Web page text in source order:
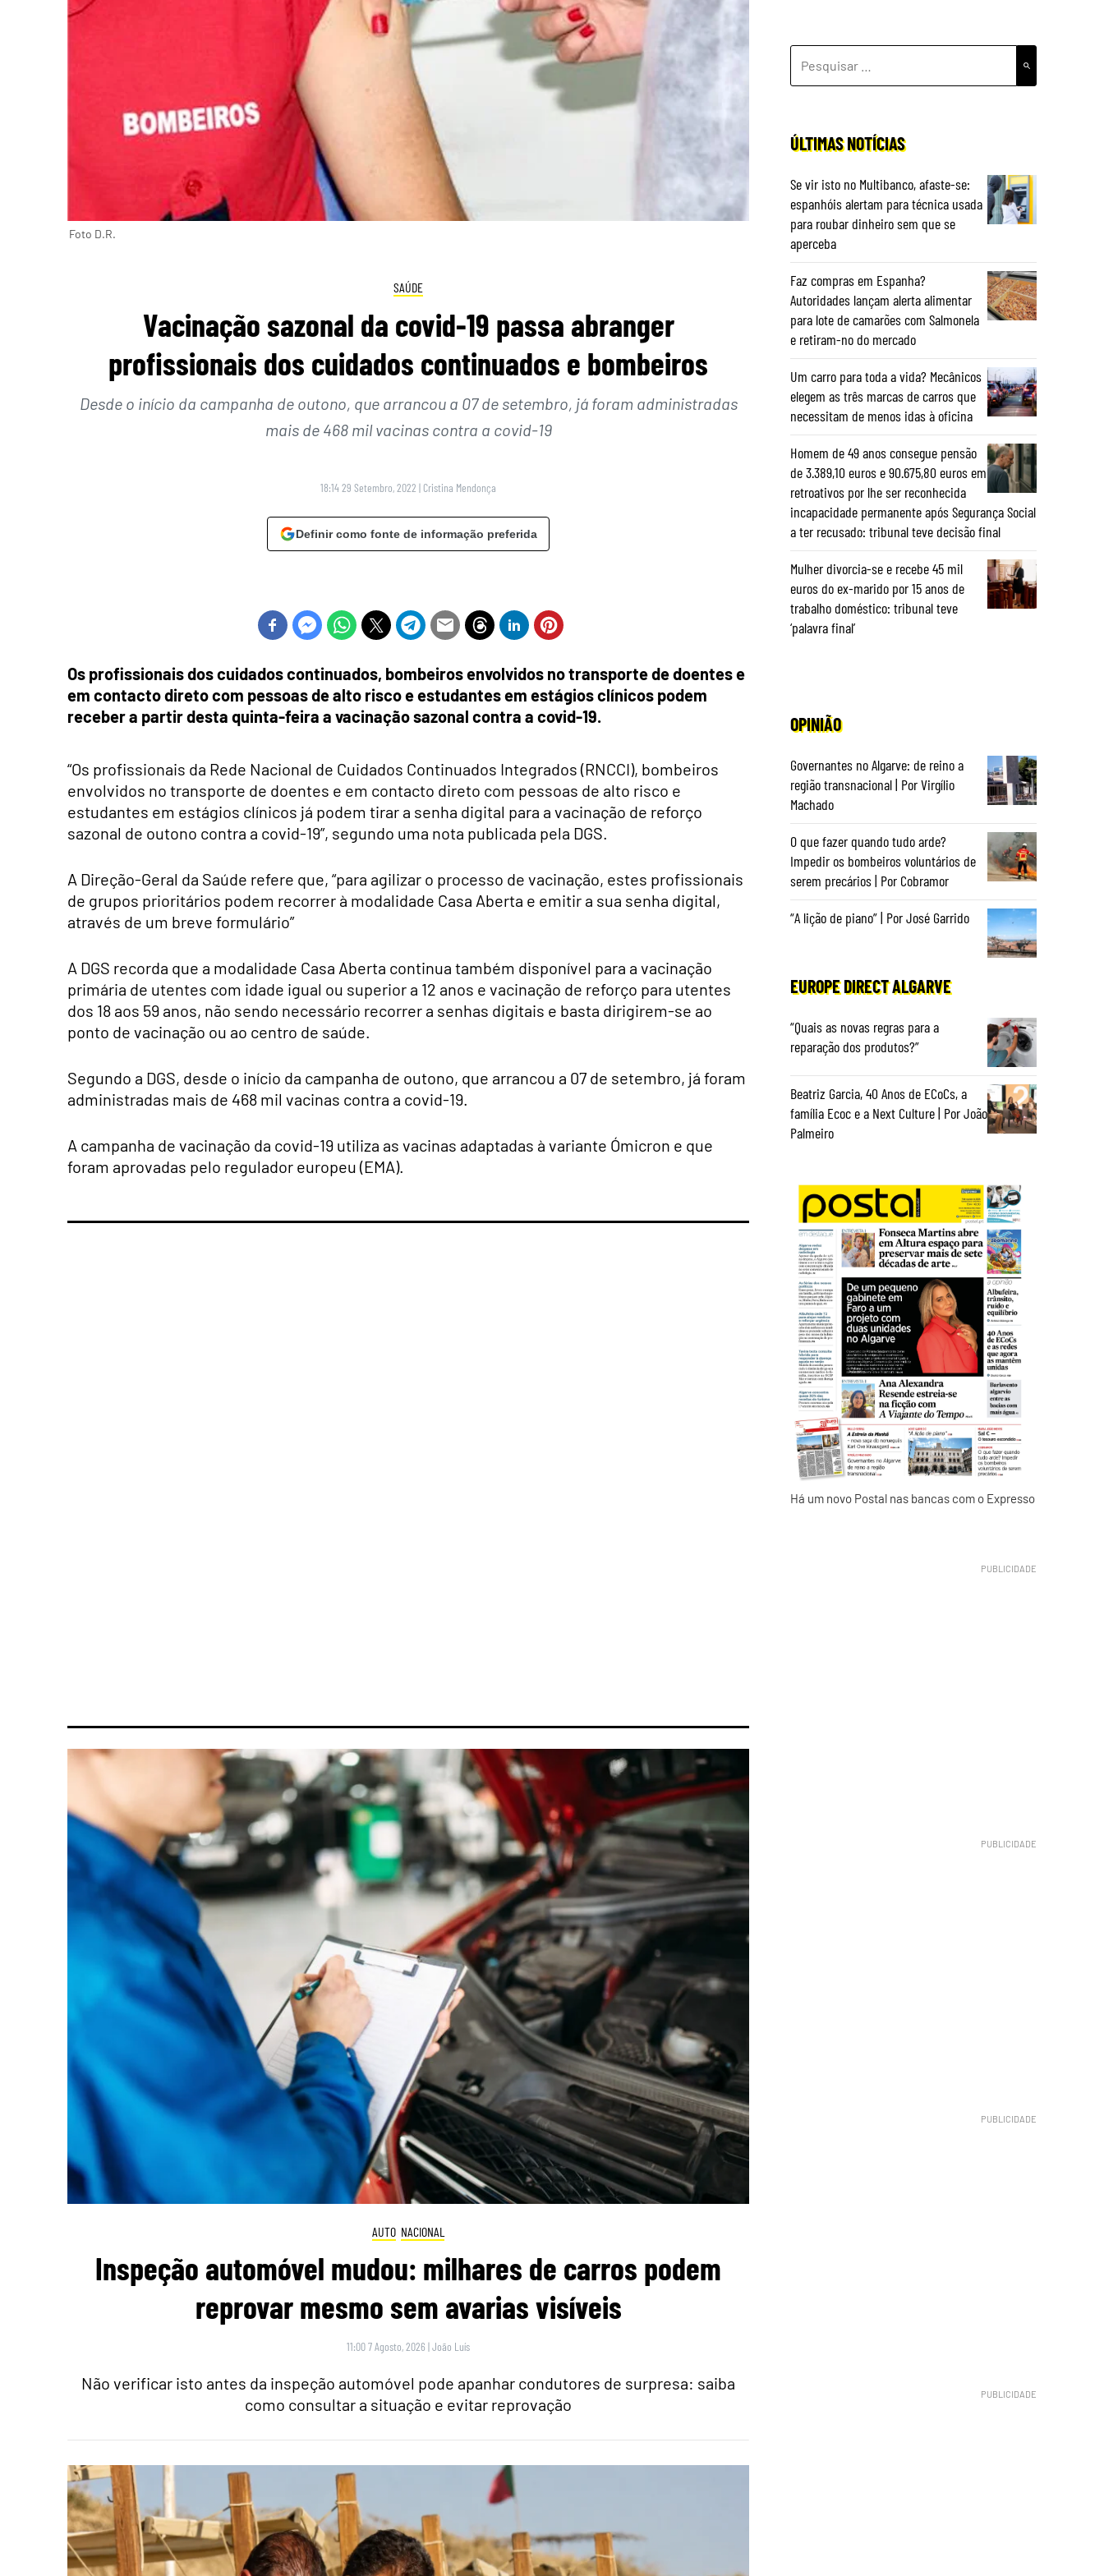
Foto D.R.
SAÚDE
Vacinação sazonal da covid-19 passa abranger
profissionais dos cuidados continuados e bombeiros
Desde o início da campanha de outono, que arrancou a 07 de setembro, já foram administradas
mais de 468 mil vacinas contra a covid-19
18:14 29 Setembro, 2022 | Cristina Mendonça
Definir como fonte de informação preferida
Os profissionais dos cuidados continuados, bombeiros envolvidos no transporte de doentes e
em contacto direto com pessoas de alto risco e estudantes em estágios clínicos podem
receber a partir desta quinta-feira a vacinação sazonal contra a covid-19.
“Os profissionais da Rede Nacional de Cuidados Continuados Integrados (RNCCI), bombeiros
envolvidos no transporte de doentes e em contacto direto com pessoas de alto risco e
estudantes em estágios clínicos já podem tirar a senha digital para a vacinação de reforço
sazonal de outono contra a covid-19”, segundo uma nota publicada pela DGS.
A Direção-Geral da Saúde refere que, “para agilizar o processo de vacinação, estes profissionais
de grupos prioritários podem recorrer à modalidade Casa Aberta e emitir a sua senha digital,
através de um breve formulário”
A DGS recorda que a modalidade Casa Aberta continua também disponível para a vacinação
primária de utentes com idade igual ou superior a 12 anos e vacinação de reforço para utentes
dos 18 aos 59 anos, não sendo necessário recorrer a senhas digitais e basta dirigirem-se ao
ponto de vacinação ou ao centro de saúde.
Segundo a DGS, desde o início da campanha de outono, que arrancou a 07 de setembro, já foram
administradas mais de 468 mil vacinas contra a covid-19.
A campanha de vacinação da covid-19 utiliza as vacinas adaptadas à variante Ómicron e que
foram aprovadas pelo regulador europeu (EMA).
AUTO NACIONAL
Inspeção automóvel mudou: milhares de carros podem
reprovar mesmo sem avarias visíveis
11:00 7 Agosto, 2026 |João Luís
Não verificar isto antes da inspeção automóvel pode apanhar condutores de surpresa: saiba
como consultar a situação e evitar reprovação
POR:
ÚLTIMAS NOTÍCIAS
Se vir isto no Multibanco, afaste-se:
espanhóis alertam para técnica usada
para roubar dinheiro sem que se
aperceba
Faz compras em Espanha?
Autoridades lançam alerta alimentar
para lote de camarões com Salmonela
e retiram-no do mercado
Um carro para toda a vida? Mecânicos
elegem as três marcas de carros que
necessitam de menos idas à oficina
Homem de 49 anos consegue pensão
de 3.389,10 euros e 90.675,80 euros em
retroativos por lhe ser reconhecida
incapacidade permanente após Segurança Social
a ter recusado: tribunal teve decisão final
Mulher divorcia-se e recebe 45 mil
euros do ex-marido por 15 anos de
trabalho doméstico: tribunal teve
‘palavra final’
OPINIÃO
Governantes no Algarve: de reino a
região transnacional | Por Virgílio
Machado
O que fazer quando tudo arde?
Impedir os bombeiros voluntários de
serem precários | Por Cobramor
“A lição de piano” | Por José Garrido
EUROPE DIRECT ALGARVE
“Quais as novas regras para a
reparação dos produtos?”
Beatriz Garcia, 40 Anos de ECoCs, a
família Ecoc e a Next Culture | Por João
Palmeiro
Há um novo Postal nas bancas com o Expresso